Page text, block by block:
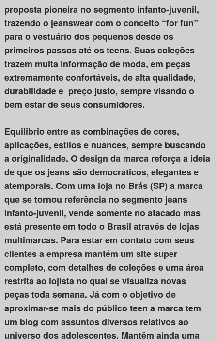
proposta pioneira no segmento infanto-juvenil,
trazendo o jeanswear com o conceito “for fun”
para o vestuário dos pequenos desde os
primeiros passos até os teens. Suas coleções
trazem muita informação de moda, em peças
extremamente confortáveis, de alta qualidade,
durabilidade e preço justo, sempre visando o
bem estar de seus consumidores.
Equilibrio entre as combinações de cores,
aplicações, estilos e nuances, sempre buscando
a originalidade. O design da marca reforça a ideia
de que os jeans são democráticos, elegantes e
atemporais. Com uma loja no Brás (SP) a marca
que se tornou referência no segmento jeans
infanto-juvenil, vende somente no atacado mas
está presente em todo o Brasil através de lojas
multimarcas. Para estar em contato com seus
clientes a empresa mantém um site super
completo, com detalhes de coleções e uma área
restrita ao lojista no qual se visualiza novas
peças toda semana. Já com o objetivo de
aproximar-se mais do público teen a marca tem
um blog com assuntos diversos relativos ao
universo dos adolescentes. Mantêm ainda uma